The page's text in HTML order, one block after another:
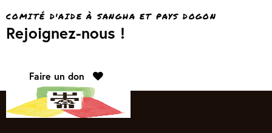
COMITÉ D'AIDE À SANGHA ET PAYS DOGON
Rejoignez-nous !
Faire un don